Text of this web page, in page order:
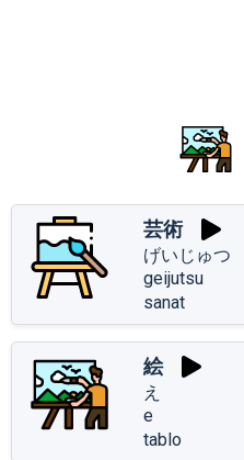
芸術
げいじゅつ
geijutsu
sanat
絵
え
e
tablo